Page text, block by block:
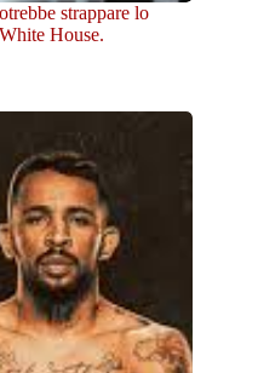
strappare lo
House.